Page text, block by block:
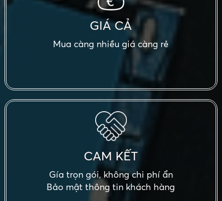
GIÁ CẢ
Mua càng nhiều giá càng rẻ
CAM KẾT
Gía trọn gói, không chi phí ẩn
Bảo mật thông tin khách hàng